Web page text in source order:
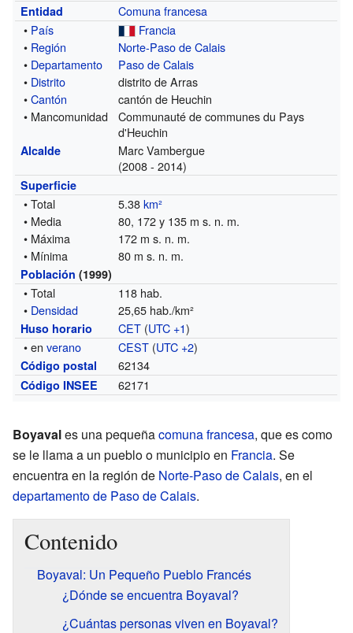
Entidad
Comuna francesa
• País
Francia
• Región
Norte-Paso de Calais
• Departamento
Paso de Calais
• Distrito
distrito de Arras
•Cantón
cantón de Heuchin
• Mancomunidad
Communauté de communes du Pays
d'Heuchin
Alcalde
Marc Vambergue
(2008 - 2014)
Superficie
• Total 5.38km²
• Media
80, 172 y 135 m s. n. m.
• Máxima
172 m s. n. m.
• Mínima
80 m s. n. m.
Población (1999)
• Total
118 hab.
• Densidad 25,65 hab./km²
Huso horario CET (UTC +1)
• enverano CEST (UTC +2)
Código postal 62134
Código INSEE 62171
Boyavales una pequeñacomuna francesa, que es como
se le llama a un pueblo o municipio en Francia. Se
encuentra en la región de Norte-Paso de Calais, en el
departamento de Paso de Calais.
Contenido
Boyaval: Un Pequeño Pueblo Francés
¿Dónde se encuentra Boyaval?
¿Cuántas personas viven en Boyaval?